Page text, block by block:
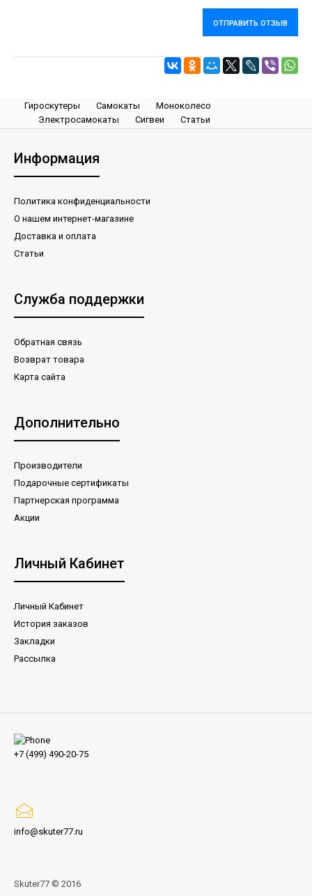
ОТПРАВИТЬ ОТЗЫВ
Гироскутеры Самокаты
Моноколесо
Электросамокаты
Сигвеи Статьи
Информация
Политика конфиденциальности
О нашем интернет-магазине
Доставка и оплата
Статьи
Служба поддержки
Обратная связь
Возврат товара
Карта сайта
Дополнительно
Производители
Подарочные сертификаты
Партнерская программа
Акции
Личный Кабинет
Личный Кабинет
История заказов
Закладки
Рассылка
+7 (499) 490-20-75
info@skuter77.ru
Skuter77 © 2016